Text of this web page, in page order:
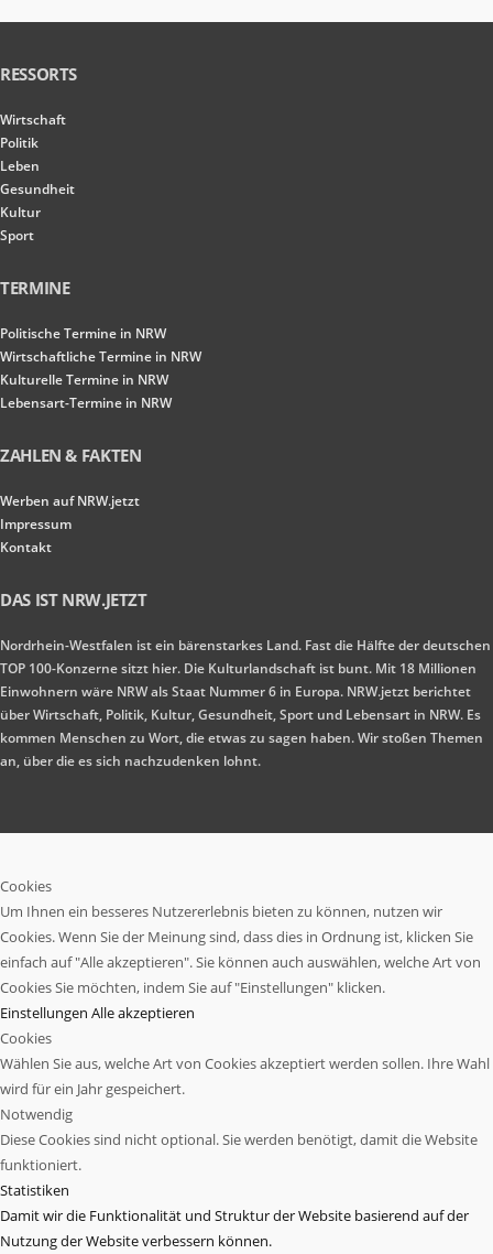
RESSORTS
Wirtschaft
Politik
Leben
Gesundheit
Kultur
Sport
TERMINE
Politische Termine in NRW
Wirtschaftliche Termine in NRW
Kulturelle Termine in NRW
Lebensart-Termine in NRW
ZAHLEN & FAKTEN
Werben auf NRW.jetzt
Impressum
Kontakt
DAS IST NRW.JETZT
Nordrhein-Westfalen ist ein bärenstarkes Land. Fast die Hälfte der deutschen
TOP 100-Konzerne sitzt hier. Die Kulturlandschaft ist bunt. Mit 18 Millionen
Einwohnern wäre NRW als Staat Nummer 6 in Europa. NRW.jetzt berichtet
über Wirtschaft, Politik, Kultur, Gesundheit, Sport und Lebensart in NRW. Es
kommen Menschen zu Wort, die etwas zu sagen haben. Wir stoßen Themen
an, über die es sich nachzudenken lohnt.
Cookies
Um Ihnen ein besseres Nutzererlebnis bieten zu können, nutzen wir
Cookies. Wenn Sie der Meinung sind, dass dies in Ordnung ist, klicken Sie
einfach auf "Alle akzeptieren". Sie können auch auswählen, welche Art von
Cookies Sie möchten, indem Sie auf "Einstellungen" klicken.
Einstellungen Alle akzeptieren
Cookies
Wählen Sie aus, welche Art von Cookies akzeptiert werden sollen. Ihre Wahl
wird für ein Jahr gespeichert.
Notwendig
Diese Cookies sind nicht optional. Sie werden benötigt, damit die Website
funktioniert.
Statistiken
Damit wir die Funktionalität und Struktur der Website basierend auf der
Nutzung der Website verbessern können.